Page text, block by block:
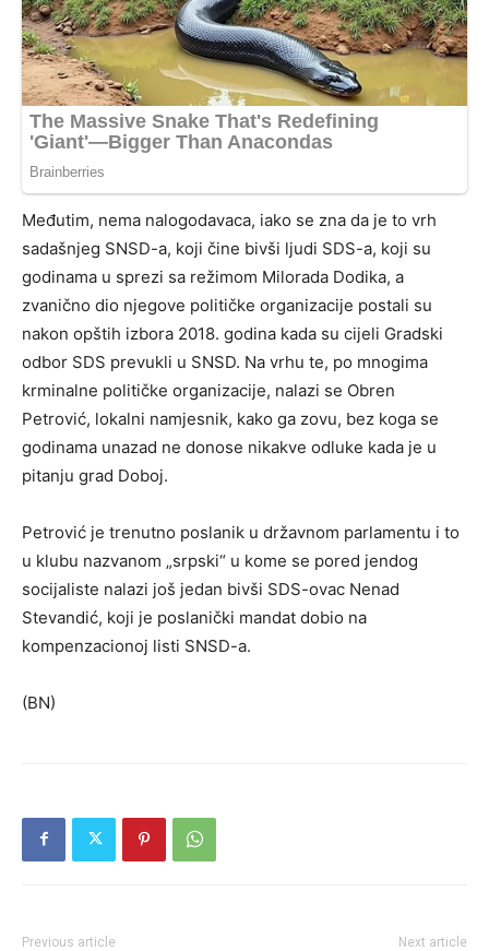
Međutim, nema nalogodavaca, iako se zna da je to vrh
sadašnjeg SNSD-a, koji čine bivši ljudi SDS-a, koji su
godinama u sprezi sa režimom Milorada Dodika, a
zvanično dio njegove političke organizacije postali su
nakon opštih izbora 2018. godina kada su cijeli Gradski
odbor SDS prevukli u SNSD. Na vrhu te, po mnogima
krminalne političke organizacije, nalazi se Obren
Petrović, lokalni namjesnik, kako ga zovu, bez koga se
godinama unazad ne donose nikakve odluke kada je u
pitanju grad Doboj.
Petrović je trenutno poslanik u državnom parlamentu i to
u klubu nazvanom „srpski“ u kome se pored jendog
socijaliste nalazi još jedan bivši SDS-ovac Nenad
Stevandić, koji je poslanički mandat dobio na
kompenzacionoj listi SNSD-a.
(BN)
Previous article Next article